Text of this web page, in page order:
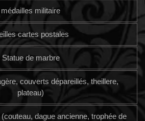
médailles militaire
cartes postales
Statue de marbre
couverts dépareillés, theillere,
plateau)
dague ancienne, trophée de